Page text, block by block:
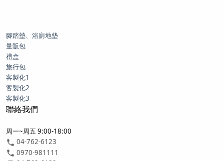
腳踏墊、浴廁地墊
量販包
禮盒
旅行包
客製化1
客製化2
客製化3
聯絡我們
周一~周五 9:00-18:00
04-762-6123
0970-981111